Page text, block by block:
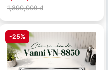
1,890,000 đ
-25%